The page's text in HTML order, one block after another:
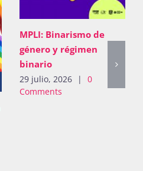
MPLI: Binarismo de
género y régimen
binario
29 julio, 2026 |
0
Comments